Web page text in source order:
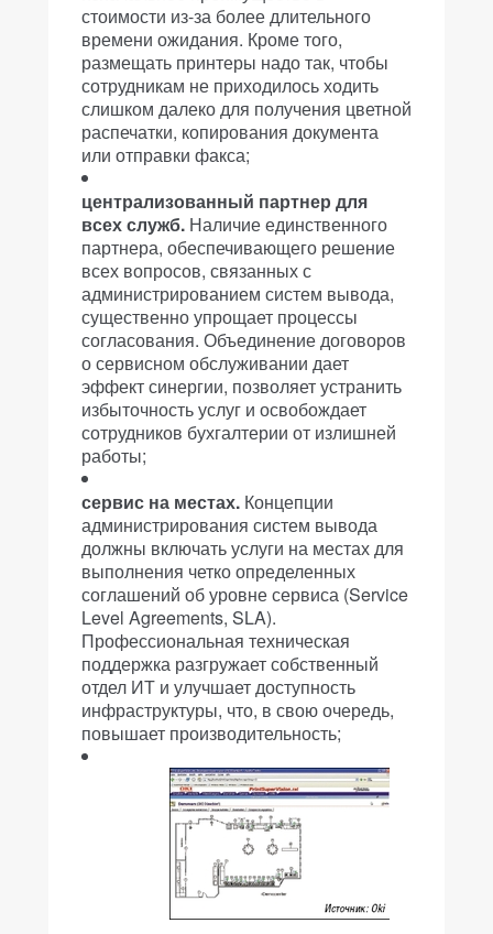
стоимости из-за более длительного
времени ожидания. Кроме того,
размещать принтеры надо так, чтобы
сотрудникам не приходилось ходить
слишком далеко для получения цветной
распечатки, копирования документа
или отправки факса;
централизованный партнер для
всех служб. Наличие единственного
партнера, обеспечивающего решение
всех вопросов, связанных с
администрированием систем вывода,
существенно упрощает процессы
согласования. Объединение договоров
о сервисном обслуживании дает
эффект синергии, позволяет устранить
избыточность услуг и освобождает
сотрудников бухгалтерии от излишней
работы;
сервис на местах. Концепции
администрирования систем вывода
должны включать услуги на местах для
выполнения четко определенных
соглашений об уровне сервиса (Service
Level Agreements, SLA).
Профессиональная техническая
поддержка разгружает собственный
отдел ИТ и улучшает доступность
инфраструктуры, что, в свою очередь,
повышает производительность;